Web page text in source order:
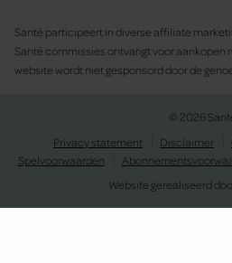
Santé participeert in diverse affiliate
Santé commissies ontvangt voor aankopen
website wordt niet gesponsord door de
© 2026
Privacy statement
Disclaimer
Spelvoorwaarden
Website gerealiseerd